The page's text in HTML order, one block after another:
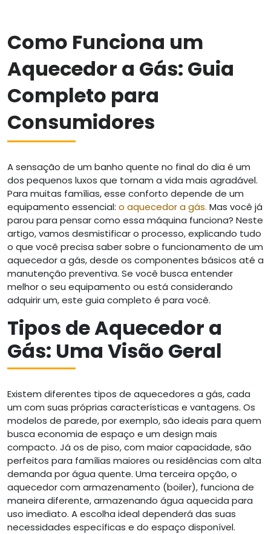
Como Funciona um
Aquecedor a Gás: Guia
Completo para
Consumidores
A sensação de um banho quente no final do dia é um
dos pequenos luxos que tornam a vida mais agradável.
Para muitas famílias, esse conforto depende de um
equipamento essencial: o aquecedor a gás. Mas você já
parou para pensar como essa máquina funciona? Neste
artigo, vamos desmistificar o processo, explicando tudo
o que você precisa saber sobre o funcionamento de um
aquecedor a gás, desde os componentes básicos até a
manutenção preventiva. Se você busca entender
melhor o seu equipamento ou está considerando
adquirir um, este guia completo é para você.
Tipos de Aquecedor a
Gás: Uma Visão Geral
Existem diferentes tipos de aquecedores a gás, cada
um com suas próprias características e vantagens. Os
modelos de parede, por exemplo, são ideais para quem
busca economia de espaço e um design mais
compacto. Já os de piso, com maior capacidade, são
perfeitos para famílias maiores ou residências com alta
demanda por água quente. Uma terceira opção, o
aquecedor com armazenamento (boiler), funciona de
maneira diferente, armazenando água aquecida para
uso imediato. A escolha ideal dependerá das suas
necessidades específicas e do espaço disponível.